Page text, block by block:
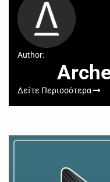
Author:
Δείτε Περισσότερα